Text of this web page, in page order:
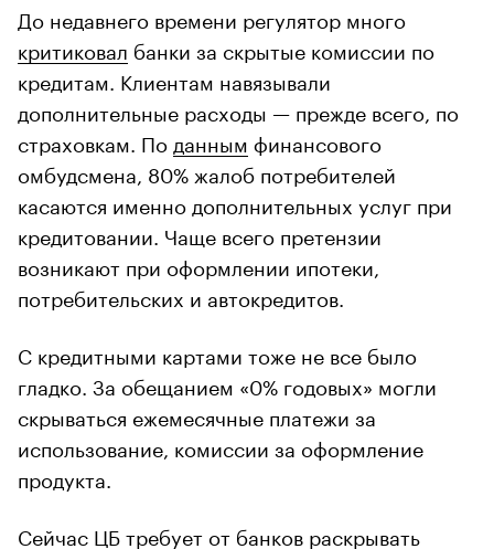
До недавнего времени регулятор много
критиковал банки за скрытые комиссии по
кредитам. Клиентам навязывали
дополнительные расходы — прежде всего, по
страховкам. По данным финансового
омбудсмена, 80% жалоб потребителей
касаются именно дополнительных услуг при
кредитовании. Чаще всего претензии
возникают при оформлении ипотеки,
потребительских и автокредитов.
С кредитными картами тоже не все было
гладко. За обещанием «0% годовых» могли
скрываться ежемесячные платежи за
использование, комиссии за оформление
продукта.
Сейчас ЦБ требует от банков раскрывать